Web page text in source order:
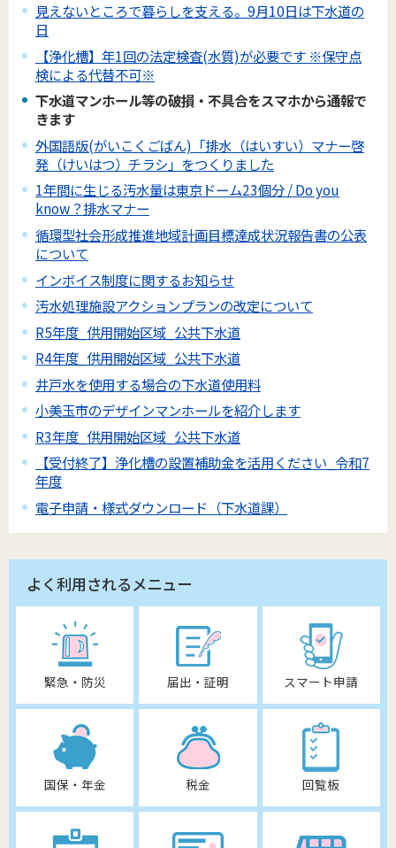
見えないところで暮らしを支える。9月10日は下水道の
日
【浄化槽】年1回の法定検査(水質)が必要です ※保守点
検による代替不可※
下水道マンホール等の破損・不具合をスマホから通報で
きます
外国語版(がいこくごばん)「排水（はいすい）マナー啓
発（けいはつ）チラシ」をつくりました
1年間に生じる汚水量は東京ドーム23個分 / Do you
know？排水マナー
循環型社会形成推進地域計画目標達成状況報告書の公表
について
インボイス制度に関するお知らせ
汚水処理施設アクションプランの改定について
R5年度_供用開始区域_公共下水道
R4年度_供用開始区域_公共下水道
井戸水を使用する場合の下水道使用料
小美玉市のデザインマンホールを紹介します
R3年度_供用開始区域_公共下水道
【受付終了】浄化槽の設置補助金を活用ください_令和7
年度
電子申請・様式ダウンロード（下水道課）
よく利用されるメニュー
緊急・防災 届出・証明 スマート申請
国保・年金 税金 回覧板